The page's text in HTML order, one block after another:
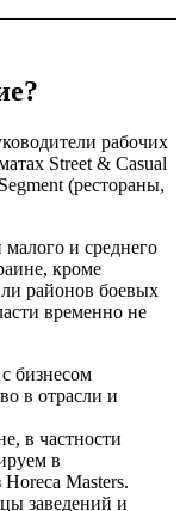
рабочих
Street & Casual
(рестораны,
и среднего
кроме
районов боевых
временно не
бизнесом
в отрасли и
в частности
в
Masters.
заведений и